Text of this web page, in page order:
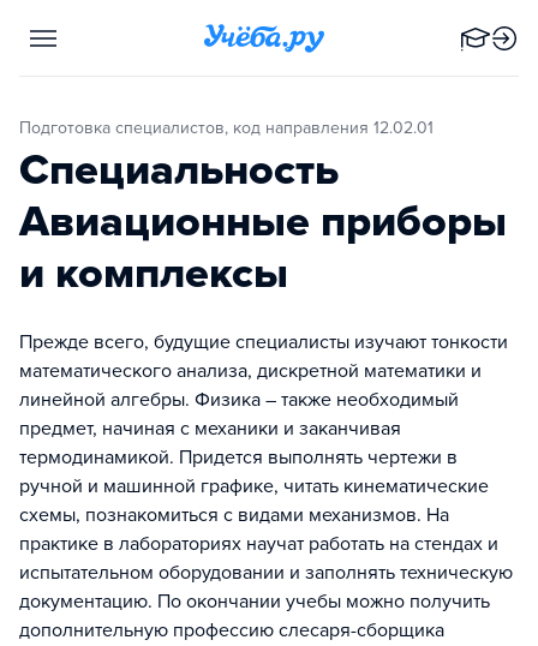
Подготовка специалистов, код направления 12.02.01
Специальность
Авиационные приборы
и комплексы
Прежде всего, будущие специалисты изучают тонкости
математического анализа, дискретной математики и
линейной алгебры. Физика – также необходимый
предмет, начиная с механики и заканчивая
термодинамикой. Придется выполнять чертежи в
ручной и машинной графике, читать кинематические
схемы, познакомиться с видами механизмов. На
практике в лабораториях научат работать на стендах и
испытательном оборудовании и заполнять техническую
документацию. По окончании учебы можно получить
дополнительную профессию слесаря-сборщика